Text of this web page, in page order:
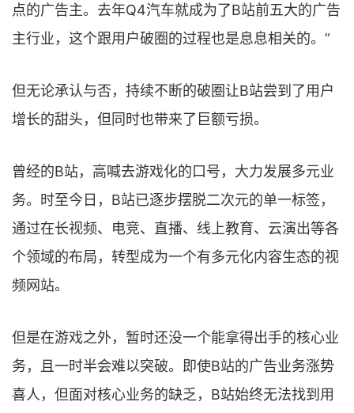
点的广告主。去年Q4汽车就成为了B站前五大的广告
主行业，这个跟用户破圈的过程也是息息相关的。”
但无论承认与否，持续不断的破圈让B站尝到了用户
增长的甜头，但同时也带来了巨额亏损。
曾经的B站，高喊去游戏化的口号，大力发展多元业
务。时至今日，B站已逐步摆脱二次元的单一标签，
通过在长视频、电竞、直播、线上教育、云演出等各
个领域的布局，转型成为一个有多元化内容生态的视
频网站。
但是在游戏之外，暂时还没一个能拿得出手的核心业
务，且一时半会难以突破。即使B站的广告业务涨势
喜人，但面对核心业务的缺乏，B站始终无法找到用